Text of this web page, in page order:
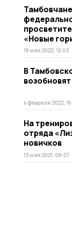
«Новые
18 мая 2022, 12:03
В
4 февраля 2022,
На
отряда
новичков
13 мая 2021, 08:07